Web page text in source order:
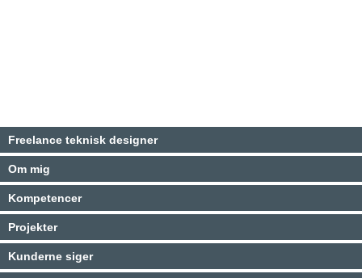
Freelance teknisk designer
Om mig
Kompetencer
Projekter
Kunderne siger